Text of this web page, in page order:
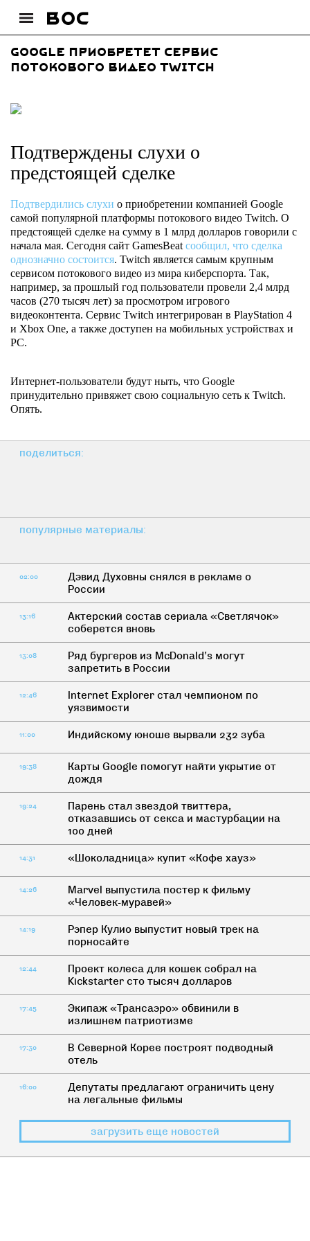
Google приобретет сервис
потокового видео Twitch
Подтверждены слухи о
предстоящей сделке
Подтвердились слухи о приобретении компанией Google
самой популярной платформы потокового видео Twitch. О
предстоящей сделке на сумму в 1 млрд долларов говорили с
начала мая. Сегодня сайт GamesBeat сообщил, что сделка
однозначно состоится. Twitch является самым крупным
сервисом потокового видео из мира киберспорта. Так,
например, за прошлый год пользователи провели 2,4 млрд
часов (270 тысяч лет) за просмотром игрового
видеоконтента. Сервис Twitch интегрирован в PlayStation 4
и Xbox One, а также доступен на мобильных устройствах и
PC.
Интернет-пользователи будут ныть, что Google
принудительно привяжет свою социальную сеть к Twitch.
Опять.
поделиться:
популярные материалы:
02:00
Дэвид Духовны снялся в рекламе о
России
13:16
Актерский состав сериала «Светлячок»
соберется вновь
13:08
Ряд бургеров из McDonald’s могут
запретить в России
12:46
Internet Explorer стал чемпионом по
уязвимости
11:00 Индийскому юноше вырвали 232 зуба
19:38
Карты Google помогут найти укрытие от
дождя
19:24
Парень стал звездой твиттера,
отказавшись от секса и мастурбации на
100 дней
14:31 «Шоколадница» купит «Кофе хауз»
14:26
Marvel выпустила постер к фильму
«Человек-муравей»
14:19
Рэпер Кулио выпустит новый трек на
порносайте
12:44
Проект колеса для кошек собрал на
Kickstarter сто тысяч долларов
17:45
Экипаж «Трансаэро» обвинили в
излишнем патриотизме
17:30
В Северной Корее построят подводный
отель
16:00
Депутаты предлагают ограничить цену
на легальные фильмы
загрузить еще новостей